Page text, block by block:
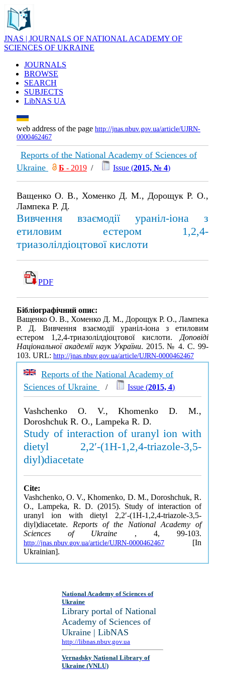
JNAS | JOURNALS OF NATIONAL ACADEMY OF
SCIENCES OF UKRAINE
JOURNALS
BROWSE
SEARCH
SUBJECTS
LibNAS UA
web address of the page http://jnas.nbuv.gov.ua/article/UJRN-
0000462467
Reports of the National Academy of Sciences of
Ukraine
Б - 2019 / Issue (2015, № 4)
Ващенко О. В., Хоменко Д. М., Дорощук Р. О.,
Лампека Р. Д.
Вивчення взаємодiї уранiл-iона з
етиловим естером 1,2,4-
триазолiлдiоцтової кислоти
PDF
Бібліографічний опис:
Ващенко О. В., Хоменко Д. М., Дорощук Р. О., Лампека
Р. Д. Вивчення взаємодiї уранiл-iона з етиловим
естером 1,2,4-триазолiлдiоцтової кислоти.Доповіді
Національної академії наук України. 2015. № 4. С. 99-
103. URL: http://jnas.nbuv.gov.ua/article/UJRN-0000462467
Reports of the National Academy of
Sciences of Ukraine
/ Issue (2015, 4)
Vashchenko O. V., Khomenko D. M.,
Doroshchuk R. O., Lampeka R. D.
Study of interaction of uranyl ion with
dietyl 2,2′-(1H-1,2,4-triazole-3,5-
diyl)diacetate
Cite:
Vashchenko, O. V., Khomenko, D. M., Doroshchuk, R.
O., Lampeka, R. D. (2015). Study of interaction of
uranyl ion with dietyl 2,2′-(1H-1,2,4-triazole-3,5-
diyl)diacetate. Reports of the National Academy of
Sciences of Ukraine , 4, 99-103.
http://jnas.nbuv.gov.ua/article/UJRN-0000462467 [In
Ukrainian].
National Academy of Sciences of
Ukraine
Library portal of National
Academy of Sciences of
Ukraine | LibNAS
http://libnas.nbuv.gov.ua
Vernadsky National Library of
Ukraine (VNLU)